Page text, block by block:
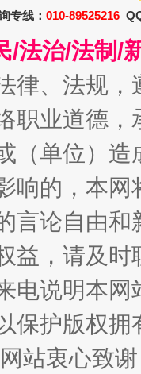
酒驾
专线： 010-89525216
/法治/法制/
律、法规
职业道德
（单位）
响的，本
言论自由
益，请及
电说明本
保护版权
站衷心致